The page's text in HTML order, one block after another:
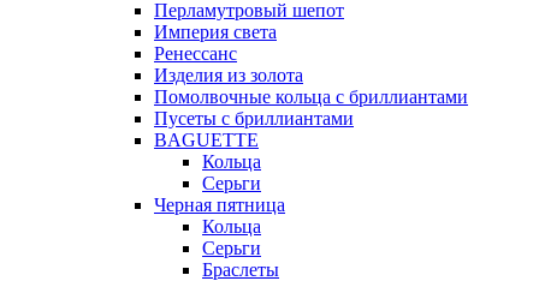
Перламутровый шепот
Империя света
Ренессанс
Изделия из золота
Помолвочные кольца с бриллиантами
Пусеты с бриллиантами
BAGUETTE
Кольца
Серьги
Черная пятница
Кольца
Серьги
Браслеты